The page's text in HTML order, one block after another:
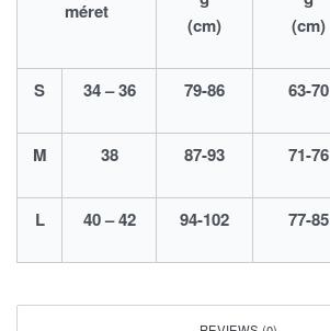
méret
(cm)
(cm)
S 34 – 36 79-86 63-70
M 38 87-93 71-76
L 40 – 42 94-102 77-85